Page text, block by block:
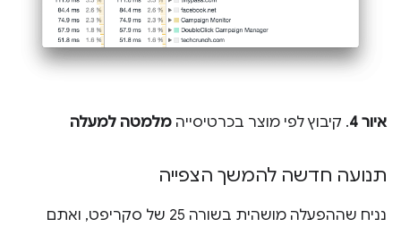
איור 4 . קיבוץ לפי מוצר בכרטיסייה מלמטה למעלה
תנועה חדשה להמשך הצפייה
נניח שההפעלה מושהית בשורה 25 של סקריפט, ואתם